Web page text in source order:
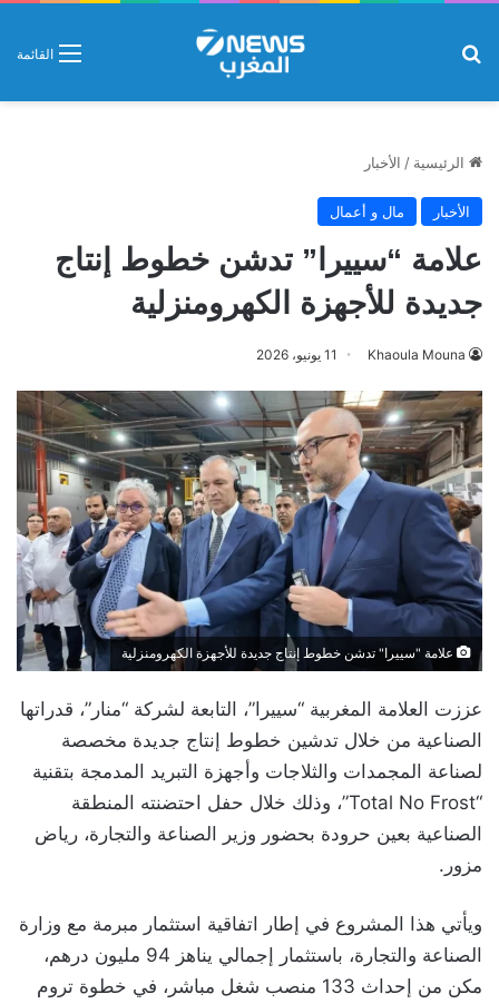
القائمة
الرئيسية / الأخبار
الأخبار مال و أعمال
علامة “سييرا” تدشن خطوط إنتاج
جديدة للأجهزة الكهرومنزلية
Khaoula Mouna 11 يونيو، 2026
علامة "سييرا" تدشن خطوط إنتاج جديدة للأجهزة الكهرومنزلية
عززت العلامة المغربية “سييرا”، التابعة لشركة “منار”، قدراتها
الصناعية من خلال تدشين خطوط إنتاج جديدة مخصصة
لصناعة المجمدات والثلاجات وأجهزة التبريد المدمجة بتقنية
“Total No Frost”، وذلك خلال حفل احتضنته المنطقة
الصناعية بعين حرودة بحضور وزير الصناعة والتجارة، رياض
مزور.
ويأتي هذا المشروع في إطار اتفاقية استثمار مبرمة مع وزارة
الصناعة والتجارة، باستثمار إجمالي يناهز 94 مليون درهم،
مكن من إحداث 133 منصب شغل مباشر، في خطوة تروم